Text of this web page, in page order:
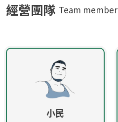
經營團隊 Team member
小民